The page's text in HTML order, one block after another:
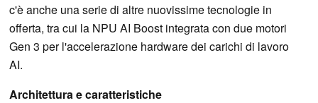
c'è anche una serie di altre nuovissime tecnologie in
offerta, tra cui la NPU AI Boost integrata con due motori
Gen 3 per l'accelerazione hardware dei carichi di lavoro
AI.
Architettura e caratteristiche